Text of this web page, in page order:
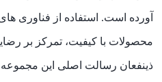
آورده است. استفاده از فناوری
محصولات با کیفیت، تمرکز بر
ذینفعان رسالت اصلی این مجموعه